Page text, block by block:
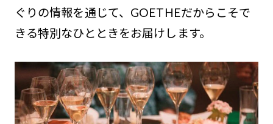
ぐりの情報を通じて、GOETHEだからこそで
きる特別なひとときをお届けします。